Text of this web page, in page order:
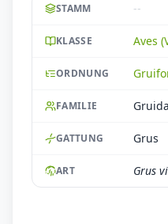
STAMM --
KLASSE Aves
ORDNUNG
FAMILIE
GATTUNG Grus
ART Grus